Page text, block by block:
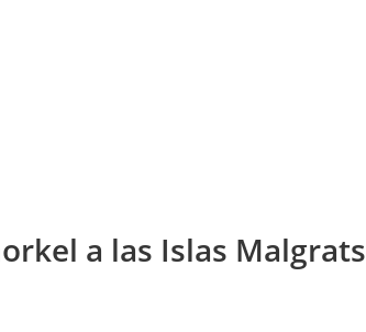
a las Islas Malgrats